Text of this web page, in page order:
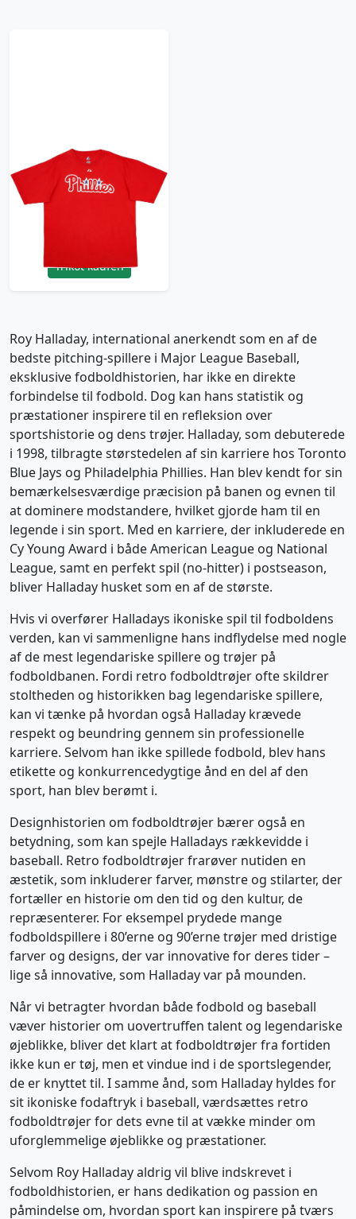
2011 Philadelphia
Phillies Halladay #34
Majestic Tee - 7/10 -
17.99£ · ca. €21
Trikot kaufen
Roy Halladay, international anerkendt som en af de
bedste pitching-spillere i Major League Baseball,
eksklusive fodboldhistorien, har ikke en direkte
forbindelse til fodbold. Dog kan hans statistik og
præstationer inspirere til en refleksion over
sportshistorie og dens trøjer. Halladay, som debuterede
i 1998, tilbragte størstedelen af sin karriere hos Toronto
Blue Jays og Philadelphia Phillies. Han blev kendt for sin
bemærkelsesværdige præcision på banen og evnen til
at dominere modstandere, hvilket gjorde ham til en
legende i sin sport. Med en karriere, der inkluderede en
Cy Young Award i både American League og National
League, samt en perfekt spil (no-hitter) i postseason,
bliver Halladay husket som en af de største.
Hvis vi overfører Halladays ikoniske spil til fodboldens
verden, kan vi sammenligne hans indflydelse med nogle
af de mest legendariske spillere og trøjer på
fodboldbanen. Fordi retro fodboldtrøjer ofte skildrer
stoltheden og historikken bag legendariske spillere,
kan vi tænke på hvordan også Halladay krævede
respekt og beundring gennem sin professionelle
karriere. Selvom han ikke spillede fodbold, blev hans
etikette og konkurrencedygtige ånd en del af den
sport, han blev berømt i.
Designhistorien om fodboldtrøjer bærer også en
betydning, som kan spejle Halladays rækkevidde i
baseball. Retro fodboldtrøjer frarøver nutiden en
æstetik, som inkluderer farver, mønstre og stilarter, der
fortæller en historie om den tid og den kultur, de
repræsenterer. For eksempel prydede mange
fodboldspillere i 80’erne og 90’erne trøjer med dristige
farver og designs, der var innovative for deres tider –
lige så innovative, som Halladay var på mounden.
Når vi betragter hvordan både fodbold og baseball
væver historier om uovertruffen talent og legendariske
øjeblikke, bliver det klart at fodboldtrøjer fra fortiden
ikke kun er tøj, men et vindue ind i de sportslegender,
de er knyttet til. I samme ånd, som Halladay hyldes for
sit ikoniske fodaftryk i baseball, værdsættes retro
fodboldtrøjer for dets evne til at vække minder om
uforglemmelige øjeblikke og præstationer.
Selvom Roy Halladay aldrig vil blive indskrevet i
fodboldhistorien, er hans dedikation og passion en
påmindelse om, hvordan sport kan inspirere på tværs